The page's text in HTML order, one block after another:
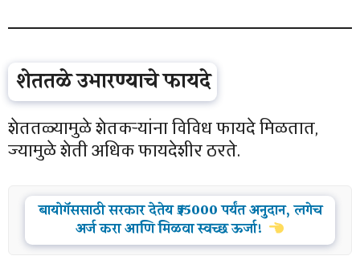
शेततळे उभारण्याचे फायदे
शेततळ्यामुळे शेतकऱ्यांना विविध फायदे मिळतात,
ज्यामुळे शेती अधिक फायदेशीर ठरते.
बायोगॅससाठी सरकार देतेय ₹55000 पर्यंत अनुदान, लगेच
अर्ज करा आणि मिळवा स्वच्छ ऊर्जा!